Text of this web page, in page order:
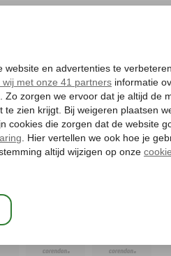
VERRE REIZEN
annuleren*